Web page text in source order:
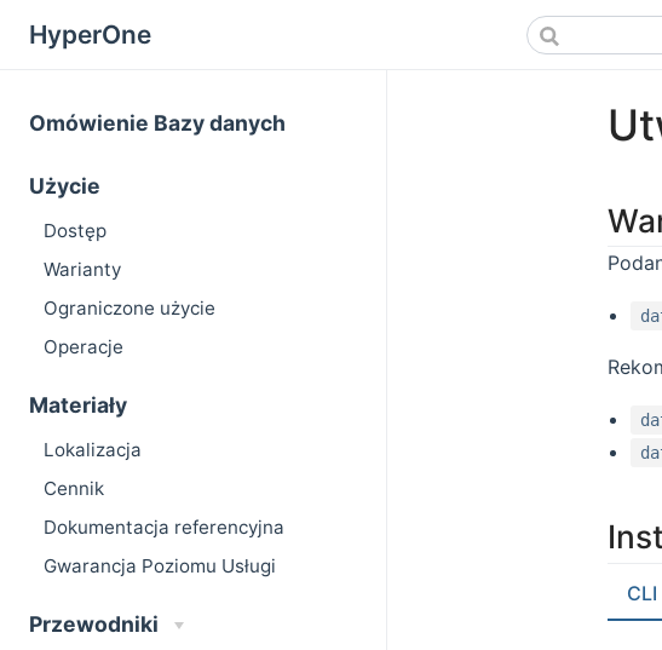
HyperOne
Omówienie Bazy danych
Użycie
Dostęp
Warianty
Ograniczone użycie
Operacje
Materiały
Lokalizacja
Cennik
Dokumentacja referencyjna
Gwarancja Poziomu Usługi
Przewodniki
CLI